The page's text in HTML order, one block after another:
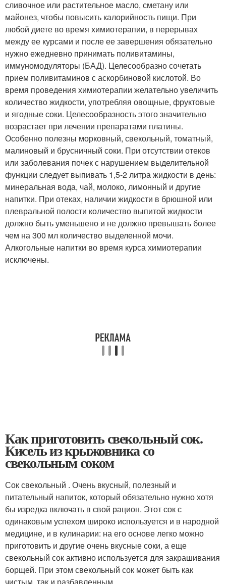
сливочное или растительное масло, сметану или
майонез, чтобы повысить калорийность пищи. При
любой диете во время химиотерапии, в перерывах
между ее курсами и после ее завершения обязательно
нужно ежедневно принимать поливитамины,
иммуномодуляторы (БАД). Целесообразно сочетать
прием поливитаминов с аскорбиновой кислотой. Во
время проведения химиотерапии желательно увеличить
количество жидкости, употребляя овощные, фруктовые
и ягодные соки. Целесообразность этого значительно
возрастает при лечении препаратами платины.
Особенно полезны морковный, свекольный, томатный,
малиновый и брусничный соки. При отсутствии отеков
или заболевания почек с нарушением выделительной
функции следует выпивать 1,5-2 литра жидкости в день:
минеральная вода, чай, молоко, лимонный и другие
напитки. При отеках, наличии жидкости в брюшной или
плевральной полости количество выпитой жидкости
должно быть уменьшено и не должно превышать более
чем на 300 мл количество выделенной мочи.
Алкогольные напитки во время курса химиотерапии
исключены.
Как приготовить свекольный сок.
Кисель из крыжовника со
свекольным соком
Сок свекольный . Очень вкусный, полезный и
питательный напиток, который обязательно нужно хотя
бы изредка включать в свой рацион. Этот сок с
одинаковым успехом широко используется и в народной
медицине, и в кулинарии: на его основе легко можно
приготовить и другие очень вкусные соки, а еще
свекольный сок активно используется для закрашивания
борщей. При этом свекольный сок может быть как